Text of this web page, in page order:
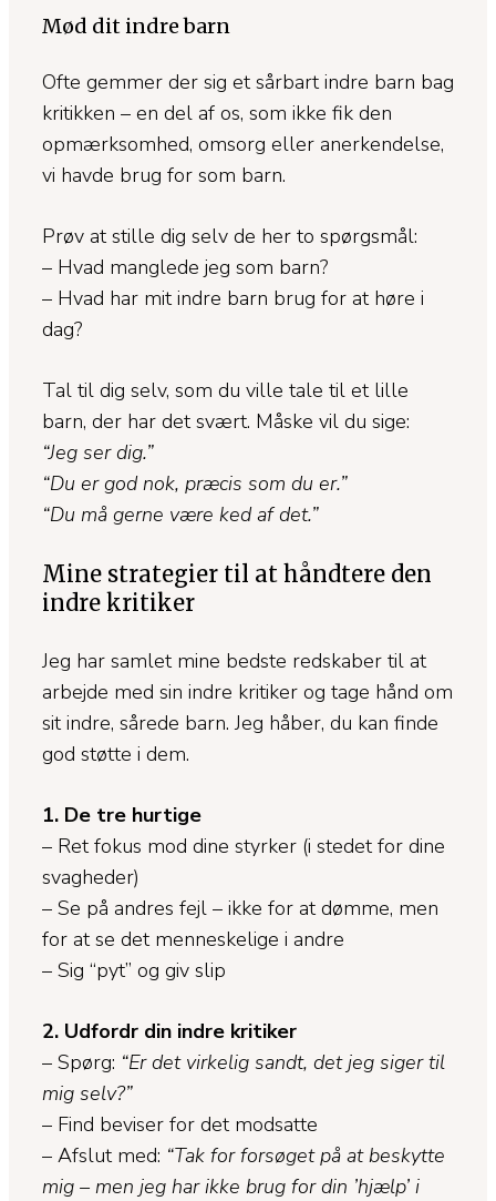
Mød dit indre barn
Ofte gemmer der sig et sårbart indre barn bag
kritikken – en del af os, som ikke fik den
opmærksomhed, omsorg eller anerkendelse,
vi havde brug for som barn.
Prøv at stille dig selv de her to spørgsmål:
– Hvad manglede jeg som barn?
– Hvad har mit indre barn brug for at høre i
dag?
Tal til dig selv, som du ville tale til et lille
barn, der har det svært. Måske vil du sige:
“Jeg ser dig.”
“Du er god nok, præcis som du er.”
“Du må gerne være ked af det.”
Mine strategier til at håndtere den
indre kritiker
Jeg har samlet mine bedste redskaber til at
arbejde med sin indre kritiker og tage hånd om
sit indre, sårede barn. Jeg håber, du kan finde
god støtte i dem.
1. De tre hurtige
– Ret fokus mod dine styrker (i stedet for dine
svagheder)
– Se på andres fejl – ikke for at dømme, men
for at se det menneskelige i andre
– Sig “pyt” og giv slip
2. Udfordr din indre kritiker
– Spørg: “Er det virkelig sandt, det jeg siger til
mig selv?”
– Find beviser for det modsatte
– Afslut med: “Tak for forsøget på at beskytte
mig – men jeg har ikke brug for din ’hjælp’ i